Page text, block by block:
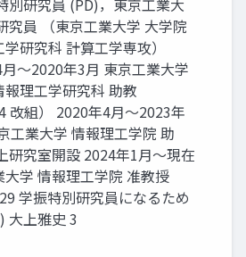
別研究員 (PD)，東京工業大
究員 （東京工業大学 大学院
研究科 計算工学専攻）
～2020年3月 東京工業大学
報理工学研究科 助教
改組） 2020年4月～2023年
工業大学 情報理工学院 助
研究室開設 2024年1月～現在
大学 情報理工学院 准教授
学振特別研究員になるため
大上雅史 3